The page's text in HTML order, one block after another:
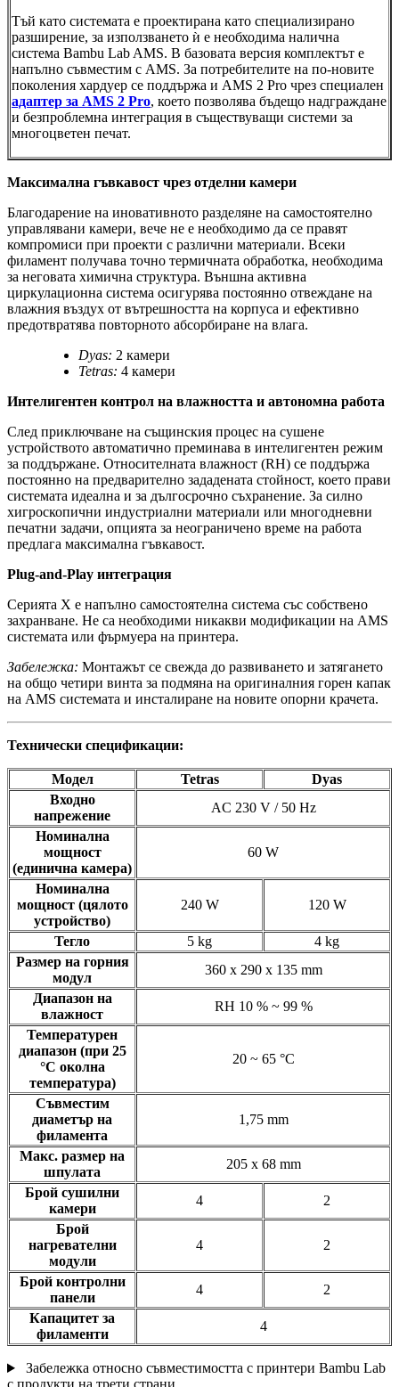
Тъй като системата е проектирана като специализирано
разширение, за използването ѝ е необходима налична
система Bambu Lab AMS. В базовата версия комплектът е
напълно съвместим с AMS. За потребителите на по-новите
поколения хардуер се поддържа и AMS 2 Pro чрез специален
адаптер за AMS 2 Pro, което позволява бъдещо надграждане
и безпроблемна интеграция в съществуващи системи за
многоцветен печат.
Максимална гъвкавост чрез отделни камери
Благодарение на иновативното разделяне на самостоятелно
управлявани камери, вече не е необходимо да се правят
компромиси при проекти с различни материали. Всеки
филамент получава точно термичната обработка, необходима
за неговата химична структура. Външна активна
циркулационна система осигурява постоянно отвеждане на
влажния въздух от вътрешността на корпуса и ефективно
предотвратява повторното абсорбиране на влага.
Dyas: 2 камери
Tetras: 4 камери
Интелигентен контрол на влажността и автономна работа
След приключване на същинския процес на сушене
устройството автоматично преминава в интелигентен режим
за поддържане. Относителната влажност (RH) се поддържа
постоянно на предварително зададената стойност, което прави
системата идеална и за дългосрочно съхранение. За силно
хигроскопични индустриални материали или многодневни
печатни задачи, опцията за неограничено време на работа
предлага максимална гъвкавост.
Plug-and-Play интеграция
Серията X е напълно самостоятелна система със собствено
захранване. Не са необходими никакви модификации на AMS
системата или фърмуера на принтера.
Забележка: Монтажът се свежда до развиването и затягането
на общо четири винта за подмяна на оригиналния горен капак
на AMS системата и инсталиране на новите опорни крачета.
Технически спецификации:
Модел Tetras
Dyas
Входно
напрежение
AC 230 V / 50 Hz
Номинална
мощност
(единична камера)
60 W
Номинална
мощност (цялото
устройство)
240 W 120 W
Тегло 5 kg
4 kg
Размер на горния
модул
360 x 290 x 135 mm
Диапазон на
влажност
RH 10 % ~ 99 %
Температурен
диапазон (при 25
°C околна
температура)
20 ~ 65 °C
Съвместим
диаметър на
филамента
1,75 mm
Макс. размер на
шпулата
205 x 68 mm
Брой сушилни
камери
4
2
Брой
нагревателни
модули
4 2
Брой контролни
панели
4
2
Капацитет за
филаменти
4
Забележка относно съвместимостта с принтери Bambu Lab
с продукти на трети страни